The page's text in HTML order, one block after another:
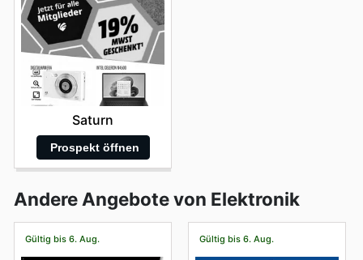
Saturn
Prospekt öffnen
Andere Angebote von Elektronik
Gültig bis 6. Aug. Gültig bis 6. Aug.